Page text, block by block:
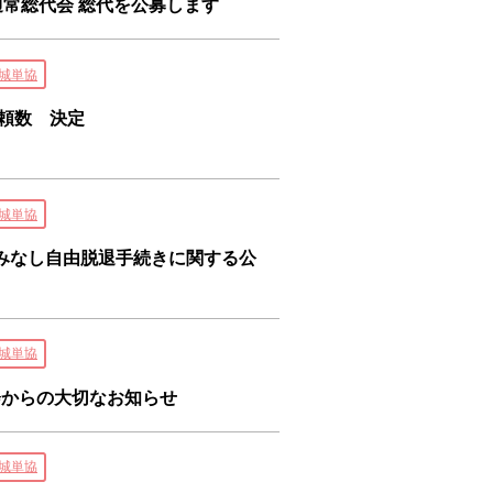
総代会 総代を公募します
単協
数 決定
単協
なし自由脱退手続きに関する公
単協
らの大切なお知らせ
単協